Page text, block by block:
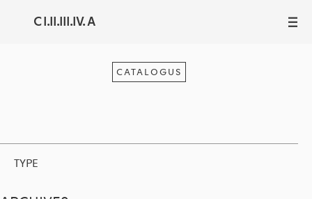
C I.II.III.IV. A III
CATALOGUS
TYPE